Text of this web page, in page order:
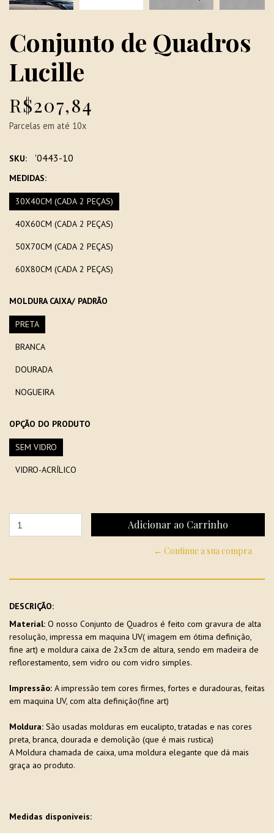
Conjunto de Quadros
Lucille
R$207,84
Parcelas em até 10x
SKU: '0443-10
MEDIDAS:
30X40CM (CADA 2 PEÇAS)
40X60CM (CADA 2 PEÇAS)
50X70CM (CADA 2 PEÇAS)
60X80CM (CADA 2 PEÇAS)
MOLDURA CAIXA/ PADRÃO
PRETA
BRANCA
DOURADA
NOGUEIRA
OPÇÃO DO PRODUTO
SEM VIDRO
VIDRO-ACRÍLICO
← Continue a sua compra
DESCRIÇÃO:
Material: O nosso Conjunto de Quadros é feito com gravura de alta
resolução, impressa em maquina UV( imagem em ótima definição,
fine art) e moldura caixa de 2x3cm de altura, sendo em madeira de
reflorestamento, sem vidro ou com vidro simples.
Impressão: A impressão tem cores firmes, fortes e duradouras, feitas
em maquina UV, com alta definição(fine art)
Moldura: São usadas molduras em eucalipto, tratadas e nas cores
preta, branca, dourada e demolição (que é mais rustica)
A Moldura chamada de caixa, uma moldura elegante que dá mais
graça ao produto.
Medidas disponíveis: